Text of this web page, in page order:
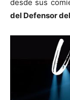
desde sus
del Defensor